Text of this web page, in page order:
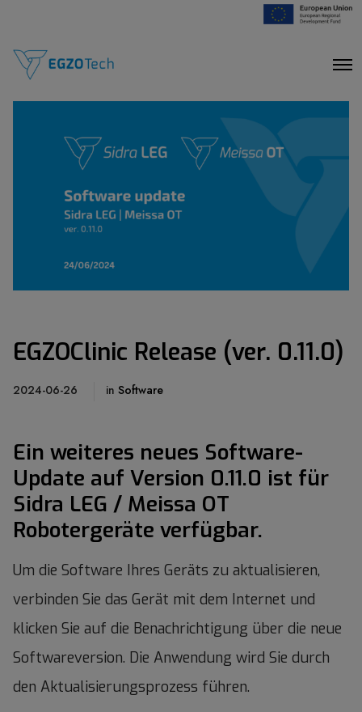
O
M
u
EGZOClinic Release (ver. 0.11.0)
2024-06-26 in Software
Ein weiteres neues Software-
Update auf Version 0.11.0 ist für
Sidra LEG / Meissa OT
Robotergeräte verfügbar.
Um die Software Ihres Geräts zu aktualisieren,
verbinden Sie das Gerät mit dem Internet und
klicken Sie auf die Benachrichtigung über die neue
Softwareversion. Die Anwendung wird Sie durch
den Aktualisierungsprozess führen.